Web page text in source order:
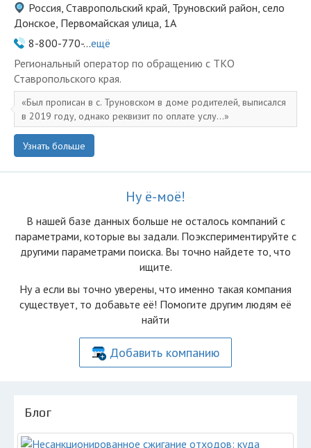
Россия, Ставропольский край, Труновский район, село
Донское, Первомайская улица, 1А
8-800-770-...ещё
Региональный оператор по обращению с ТКО
Ставропольского края.
Был прописан в с. Труновском в доме родителей, выписался
в 2019 году, однако реквизит по оплате услу...
Узнать больше
Ну ё-моё!
В нашей базе данных больше не осталоcь компаний с
параметрами, которые вы задали. Поэкспериментируйте с
другими параметрами поиска. Вы точно найдете то, что
ищите.
Ну а если вы точно уверены, что именно такая компания
существует, то добавьте её! Помогите другим людям её
найти
Добавить компанию
Блог